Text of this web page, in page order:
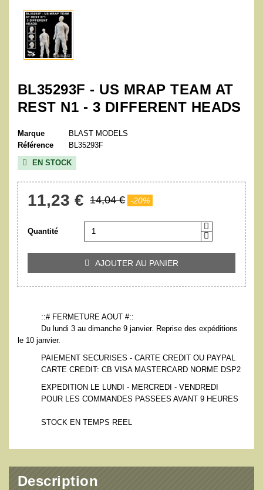
BL35293F - US MRAP TEAM AT
REST N1 - 3 DIFFERENT HEADS
Marque
BLAST MODELS
Référence
BL35293F
 EN STOCK
11,23 € 14,04 € -20%
Quantité
 AJOUTER AU PANIER
::# FERMETURE AOUT #::
Du lundi 3 au dimanche 9 janvier. Reprise des expéditions
le 10 janvier.
PAIEMENT SECURISES - CARTE CREDIT OU PAYPAL
CARTE CREDIT: CB VISA MASTERCARD NORME DSP2
EXPEDITION LE LUNDI - MERCREDI - VENDREDI
POUR LES COMMANDES PASSEES AVANT 9 HEURES
STOCK EN TEMPS REEL
Description